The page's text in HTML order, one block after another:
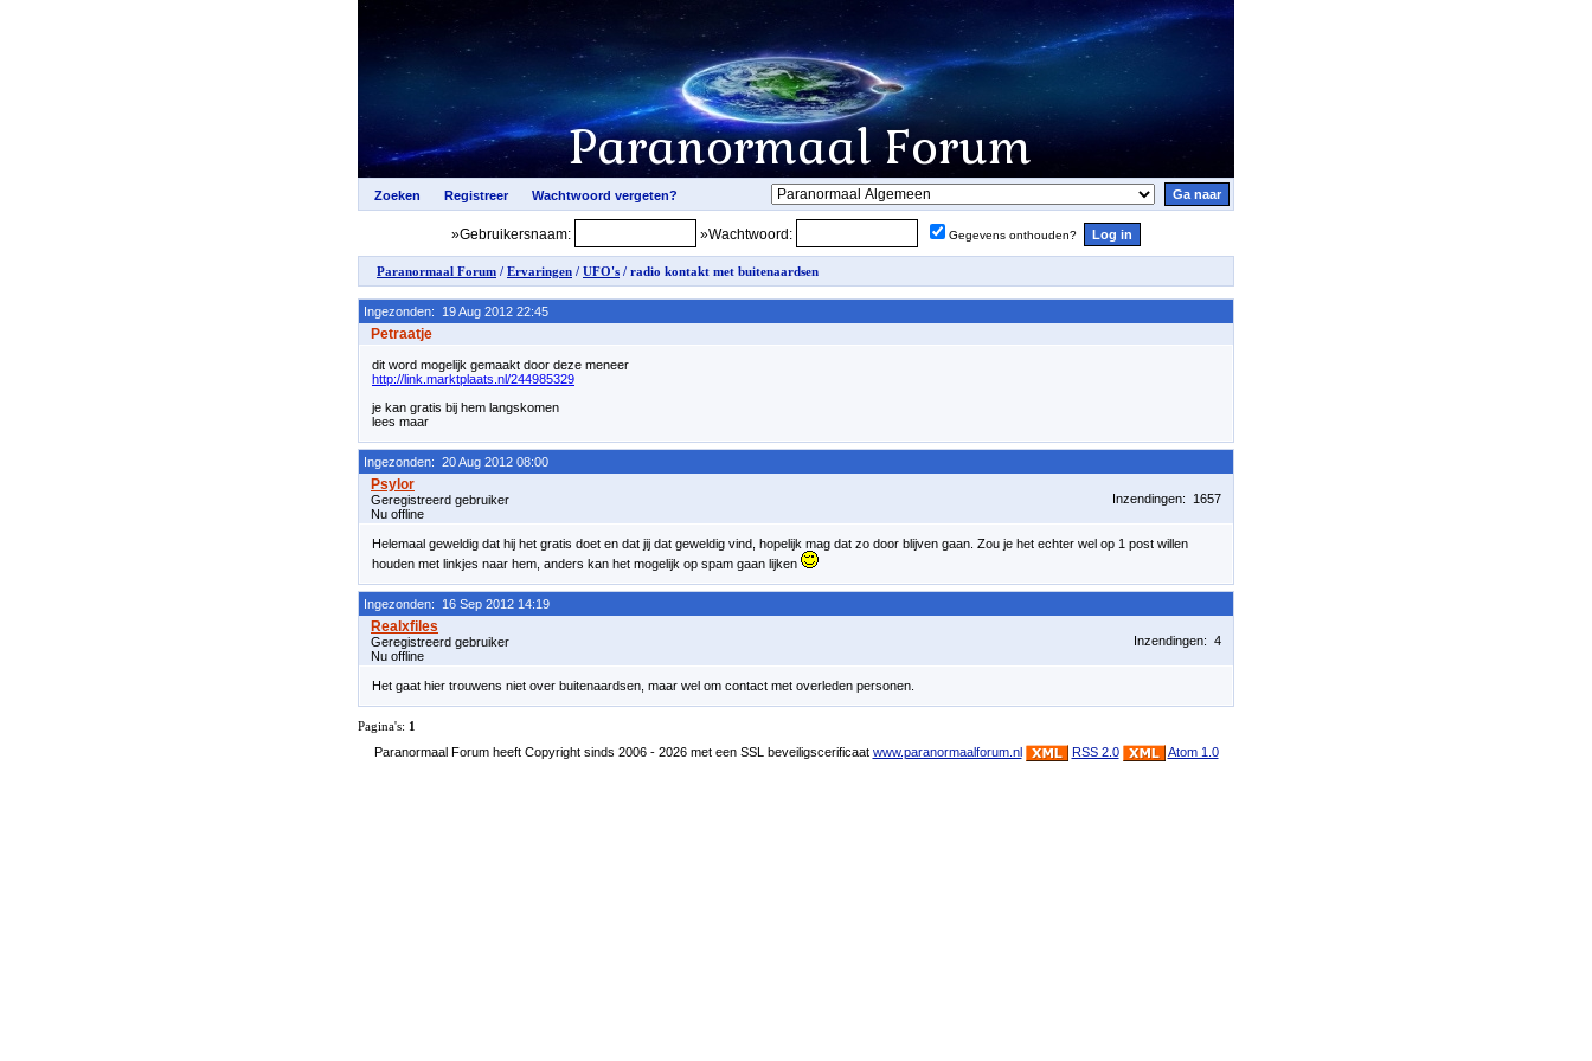
»Gebruikersnaam: »Wachtwoord: Gegevens onthouden?
Paranormaal Forum / Ervaringen / UFO's / radio kontakt met buitenaardsen
Ingezonden: 19 Aug 2012 22:45
Petraatje
dit word mogelijk gemaakt door deze meneer
http://link.marktplaats.nl/244985329
je kan gratis bij hem langskomen
lees maar
Ingezonden: 20 Aug 2012 08:00
Geregistreerd gebruiker
Nu offline
Inzendingen: 1657
Helemaal geweldig dat hij het gratis doet en dat jij dat geweldig vind, hopelijk mag dat zo door blijven gaan. Zou je het echter wel op 1 post willen
houden met linkjes naar hem, anders kan het mogelijk op spam gaan lijken
Ingezonden: 16 Sep 2012 14:19
Geregistreerd gebruiker
Nu offline
Inzendingen: 4
Het gaat hier trouwens niet over buitenaardsen, maar wel om contact met overleden personen.
Pagina's: 1
Paranormaal Forum heeft Copyright sinds 2006 - 2026 met een SSL beveiligscerificaat www.paranormaalforum.nl RSS 2.0 Atom 1.0